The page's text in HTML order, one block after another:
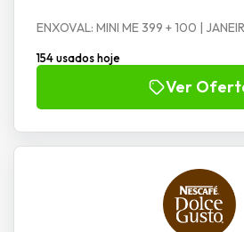
ENXOVAL: MINI ME 399 + 100 |
154 usados hoje
Ver